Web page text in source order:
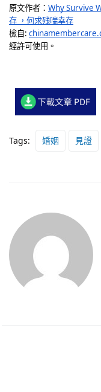
原文作者： Why Survive
存 ，何求残喘幸存
檢自:
經許可使用。
Tags: 婚姻 見證